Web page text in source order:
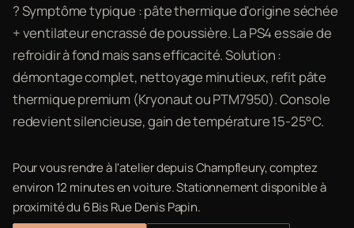
? Symptôme typique : pâte thermique d'origine séchée
+ ventilateur encrassé de poussière. La PS4 essaie de
refroidir à fond mais sans efficacité. Solution :
démontage complet, nettoyage minutieux, refit pâte
thermique premium (Kryonaut ou PTM7950). Console
redevient silencieuse, gain de température 15-25°C.
Pour vous rendre à l'atelier depuis Champfleury, comptez
environ 12 minutes en voiture. Stationnement disponible à
proximité du 6 Bis Rue Denis Papin.